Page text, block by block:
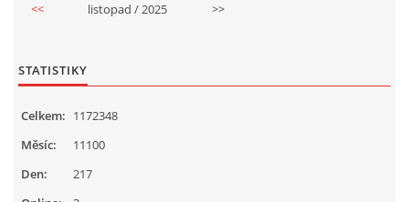
<< listopad / 2025 >>
STATISTIKY
Celkem: 1172348
Měsíc:
11100
Den:
217